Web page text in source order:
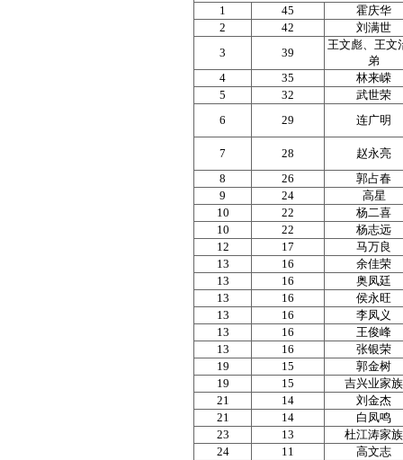
1 45
霍庆华
2
42
刘满世
3
39
王文彪、王文
弟
4
35
林来嵘
5
32
武世荣
6
29 连广明
7 28
赵永亮
8
26
郭占春
9
24
高星
10
22
杨二喜
10
22
杨志远
12
17
马万良
13
16
余佳荣
13
16
奥凤廷
13
16
侯永旺
13
16
李凤义
13
16
王俊峰
13
16
张银荣
19
15
郭金树
19
15
吉兴业家族
21
14
刘金杰
21
14
白凤鸣
23
13
杜江涛家族
24
11
高文志